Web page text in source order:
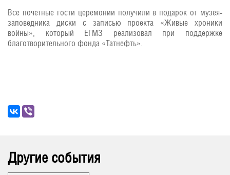
Все почетные гости церемонии получили в подарок от музея-
заповедника диски с записью проекта «Живые хроники
войны», который ЕГМЗ реализовал при поддержке
благотворительного фонда «Татнефть».
Другие события